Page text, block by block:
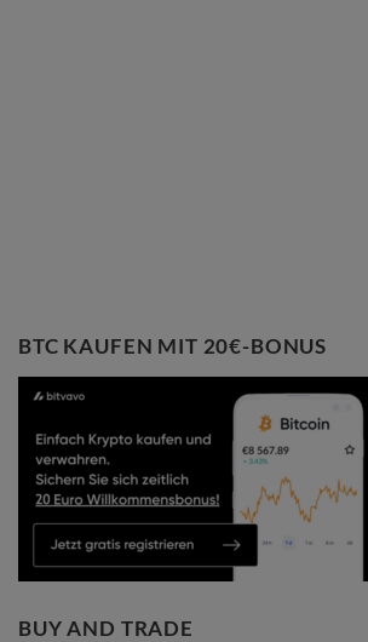
BTC KAUFEN MIT 20€-BONUS
BUY AND TRADE